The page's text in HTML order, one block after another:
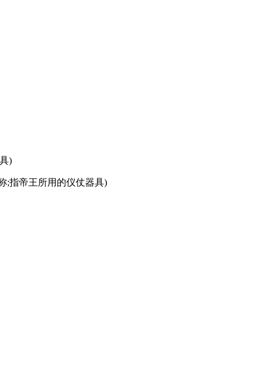
)
;指帝王所用的仪仗器具)